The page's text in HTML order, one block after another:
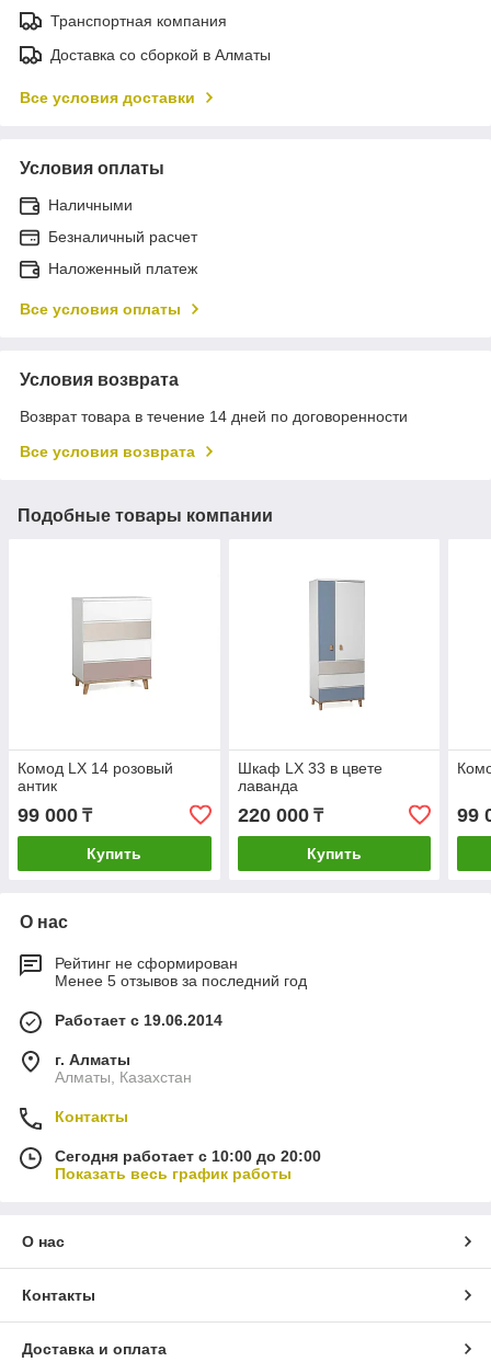
Транспортная компания
Доставка со сборкой в Алматы
Все условия доставки
Условия оплаты
Наличными
Безналичный расчет
Наложенный платеж
Все условия оплаты
Условия возврата
Возврат товара в течение 14 дней по договоренности
Все условия возврата
Подобные товары компании
Комод LX 14 розовый
антик
99 000 ₸
Купить
Шкаф LX 33 в цвете
лаванда
220 000₸
Купить
99
О нас
Рейтинг не сформирован
Менее 5 отзывов за последний год
Работает с 19.06.2014
г. Алматы
Алматы, Казахстан
Контакты
Сегодня работает с 10:00 до 20:00
Показать весь график работы
О нас
Контакты
Доставка и оплата